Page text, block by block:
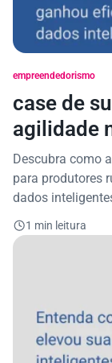
empreendedorismo
case de
agilidade
Descubra como
para produtores
dados
1 min leitura